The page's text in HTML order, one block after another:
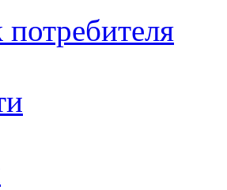
потребителя